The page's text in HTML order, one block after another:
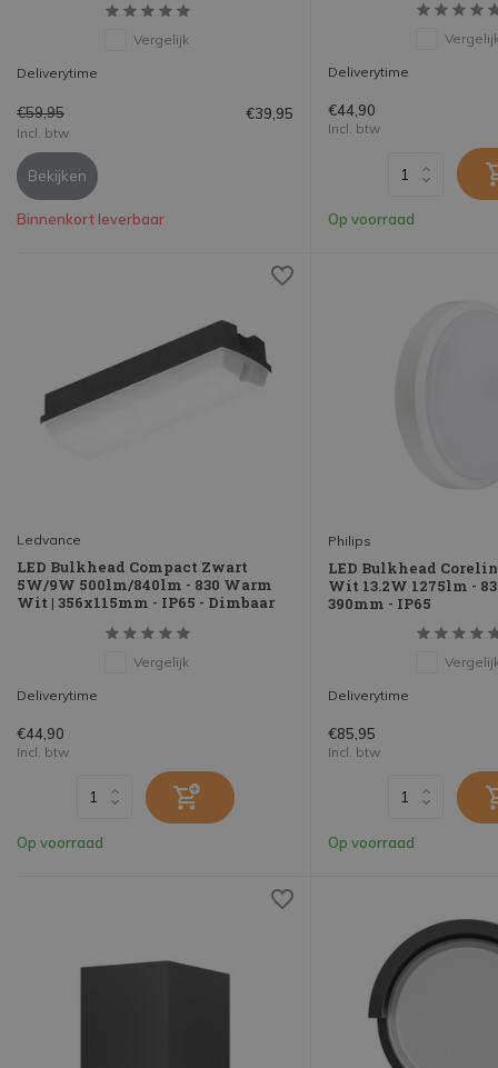
Vergelijk
Deliverytime
€59,95 €39,95
Incl. btw
Bekijken
Binnenkort leverbaar
Deliverytime
€44,90
Incl. btw
Op voorraad
Ledvance
LED Bulkhead Compact Zwart
5W/9W 500lm/840lm - 830 Warm
Wit | 356x115mm - IP65 - Dimbaar
Vergelijk
Deliverytime
€44,90
Incl. btw
Op voorraad
Philips
LED Bulkhead
Wit 13.2W 1275lm -
390mm - IP65
Deliverytime
€85,95
Incl. btw
Op voorraad